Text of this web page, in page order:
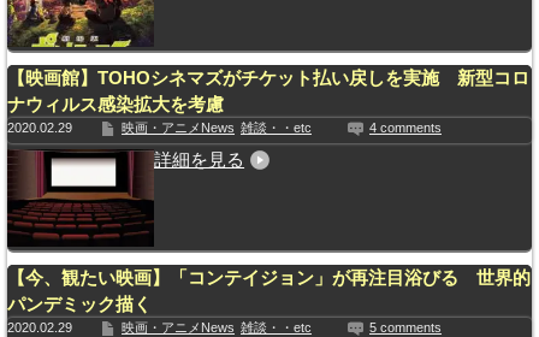
【映画館】TOHOシネマズがチケット払い戻しを実施 新型コロ
ナウィルス感染拡大を考慮
2020.02.29 映画・アニメNews 雑談・・etc 4 comments
詳細を見る
【今、観たい映画】「コンテイジョン」が再注目浴びる 世界的
パンデミック描く
2020.02.29 映画・アニメNews 雑談・・etc 5 comments